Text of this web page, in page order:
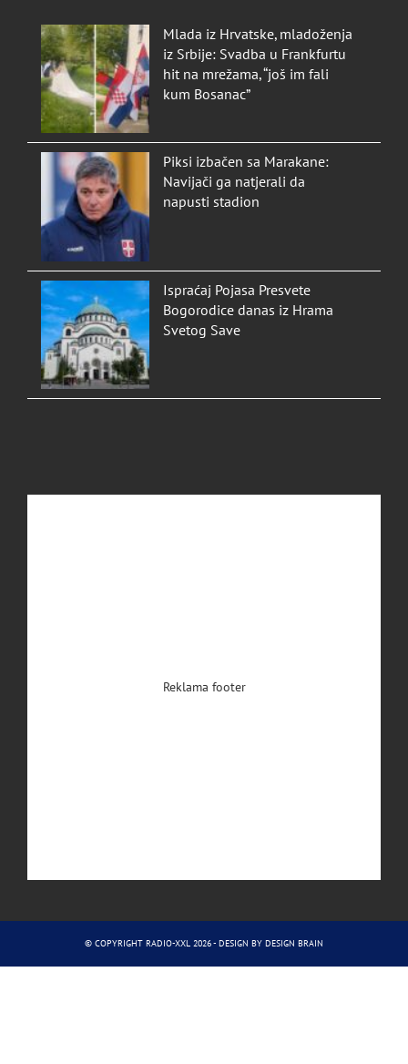
Mlada iz Hrvatske, mladoženja
iz Srbije: Svadba u Frankfurtu
hit na mrežama, “još im fali
kum Bosanac”
Piksi izbačen sa Marakane:
Navijači ga natjerali da
napusti stadion
Ispraćaj Pojasa Presvete
Bogorodice danas iz Hrama
Svetog Save
Reklama footer
© COPYRIGHT RADIO-XXL 2026 - DESIGN BY DESIGN BRAIN